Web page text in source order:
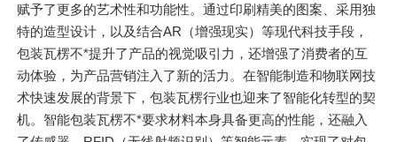
赋予了更多的艺术性和功能性。通过印刷精美的图案、采用独
特的造型设计，以及结合AR（增强现实）等现代科技手段，
包装瓦楞不*提升了产品的视觉吸引力，还增强了消费者的互
动体验，为产品营销注入了新的活力。在智能制造和物联网技
术快速发展的背景下，包装瓦楞行业也迎来了智能化转型的契
机。智能包装瓦楞不*要求材料本身具备更高的性能，还融入